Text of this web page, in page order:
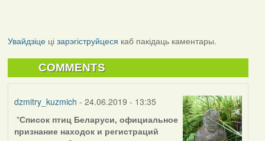
Увайдзіцеці зарэгіструйцеся каб пакідаць каментары.
COMMENTS
dzmitry_kuzmich - 24.06.2019 - 13:35
"Список птиц Беларуси, официальное
признание находок и регистраций